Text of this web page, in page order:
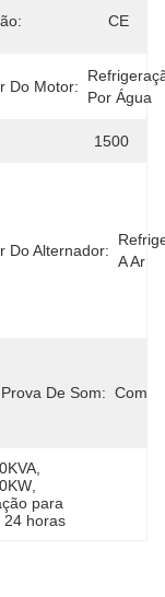
CE
Do Motor:
Por Água
1500
Do Alternador:
A Ar
De Som: Com
para
24 horas